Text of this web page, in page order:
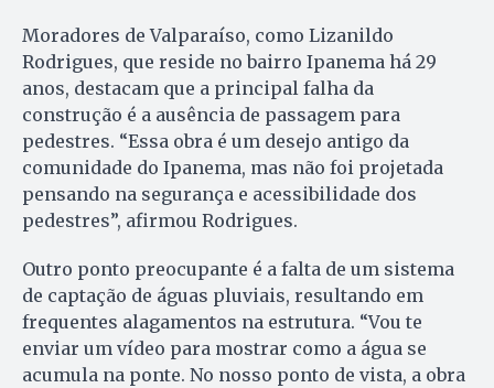
Moradores de Valparaíso, como Lizanildo
Rodrigues, que reside no bairro Ipanema há 29
anos, destacam que a principal falha da
construção é a ausência de passagem para
pedestres. “Essa obra é um desejo antigo da
comunidade do Ipanema, mas não foi projetada
pensando na segurança e acessibilidade dos
pedestres”, afirmou Rodrigues.
Outro ponto preocupante é a falta de um sistema
de captação de águas pluviais, resultando em
frequentes alagamentos na estrutura. “Vou te
enviar um vídeo para mostrar como a água se
acumula na ponte. No nosso ponto de vista, a obra